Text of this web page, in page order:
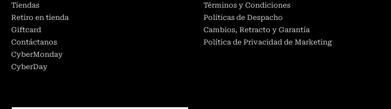
Tiendas
Retiro en tienda
Giftcard
Contáctanos
CyberMonday
CyberDay
Términos y Condiciones
Políticas de Despacho
Cambios, Retracto y Garantía
Política de Privacidad de Marketing